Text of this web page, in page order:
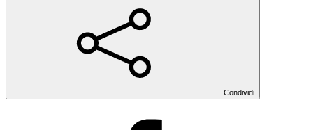
Condividi